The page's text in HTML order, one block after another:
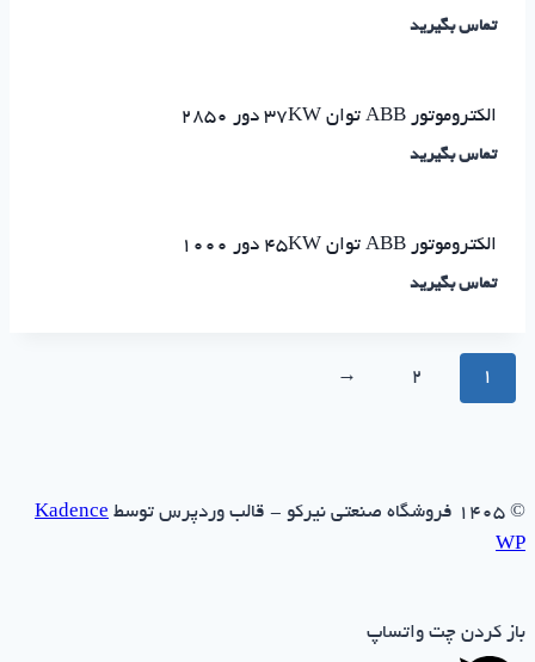
تماس بگیرید
الکتروموتور ABB توان ۳۷KW دور ۲۸۵۰
تماس بگیرید
الکتروموتور ABB توان ۴۵KW دور ۱۰۰۰
تماس بگیرید
1
2
→
© ۱۴۰۵ فروشگاه صنعتی نیرکو - قالب وردپرس توسط
Kadence
WP
باز کردن چت واتساپ